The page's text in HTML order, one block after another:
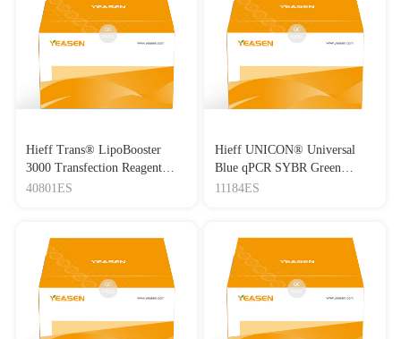
Hieff Trans® LipoBooster
3000 Transfection Reagent
Lipo3000转染试剂
40801ES
Hieff UNICON® Universal
Blue qPCR SYBR Green
Master Mix
11184ES